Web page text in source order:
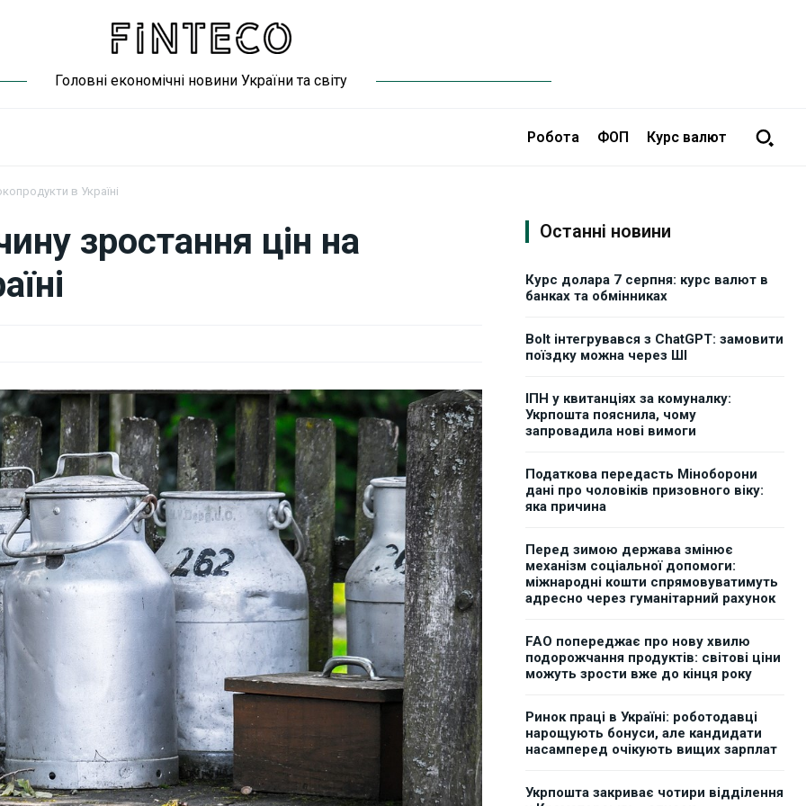
Головні економічні новини України та світу
Робота ФОП Курс валют
в Україні
зростання цін на
Останні новини
Курс долара 7 серпня: курс валют в
банках та обмінниках
Bolt інтегрувався з ChatGPT: замовити
поїздку можна через ШІ
ІПН у квитанціях за комуналку:
Укрпошта пояснила, чому
запровадила нові вимоги
Податкова передасть Міноборони
дані про чоловіків призовного віку:
яка причина
Перед зимою держава змінює
механізм соціальної допомоги:
міжнародні кошти спрямовуватимуть
адресно через гуманітарний рахунок
FAO попереджає про нову хвилю
подорожчання продуктів: світові ціни
можуть зрости вже до кінця року
Ринок праці в Україні: роботодавці
нарощують бонуси, але кандидати
насамперед очікують вищих зарплат
Укрпошта закриває чотири відділення